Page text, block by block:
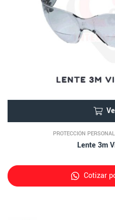
PROTECCIÓN PERSONAL
Lente 3m
Cotizar